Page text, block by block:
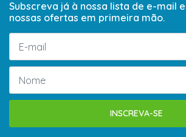
Subscreva já à nossa lista de e-mail
nossas ofertas em primeira mão.
INSCREVA-SE